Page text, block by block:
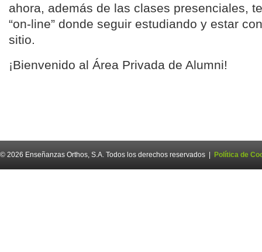
ahora, además de las clases presenciales,
“on-line” donde seguir estudiando y estar
sitio.
¡Bienvenido al Área Privada de Alumni!
© 2026 Enseñanzas Orthos, S.A. Todos los derechos reservados | Política de